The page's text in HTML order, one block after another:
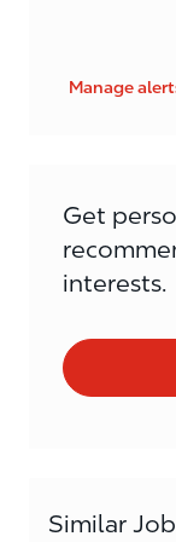
Manage
Get
interests.
Similar